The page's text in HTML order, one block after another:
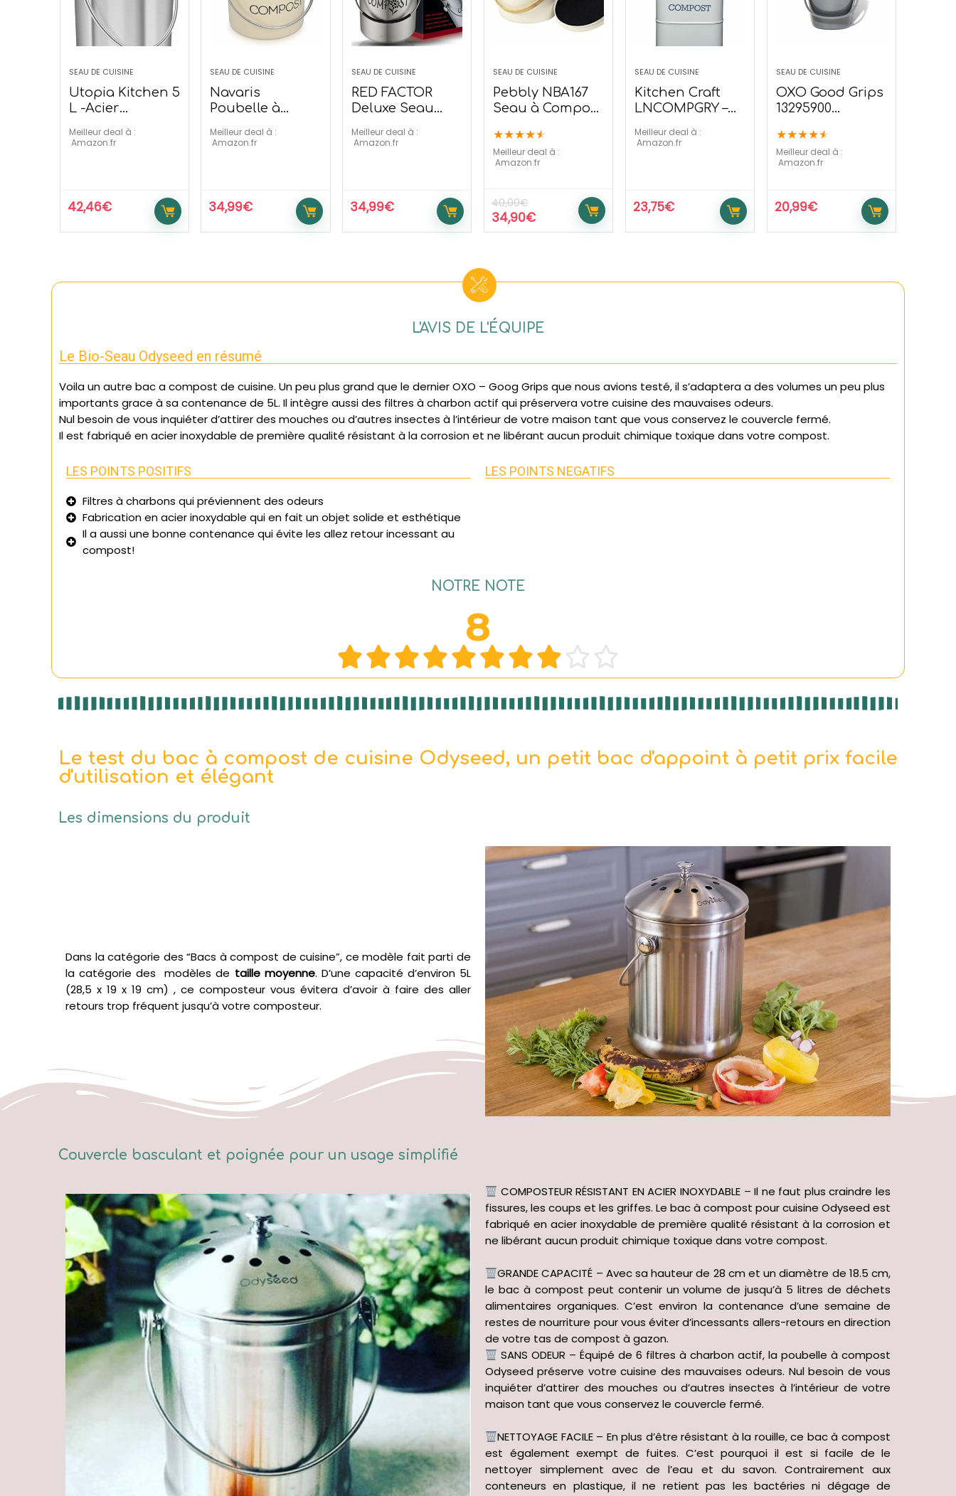
SEAU DE CUISINE
Utopia Kitchen 5
L -Acier
Meilleur deal à :
Amazon.fr
42,46€
SEAU DE CUISINE
Navaris
Poubelle à
Acier Inoxydable
Meilleur deal à :
Amazon.fr
34,99€
SEAU DE CUISINE
RED FACTOR
Deluxe Seau
(Designer Mat, 5
Meilleur deal à :
Amazon.fr
34,99€
SEAU DE CUISINE
Pebbly NBA167
Seau à Compost
★★★★★
Meilleur deal à :
Amazon.fr
40,00€
34,90€
SEAU DE CUISINE
Kitchen Craft
LNCOMPGRY –
– 3 litres
Meilleur deal à :
Amazon.fr
23,75€
SEAU DE CUISINE
OXO Good Grips
13295900
Compost, Gris,
2,83 L
★★★★★
Meilleur deal à :
Amazon.fr
20,99€
L'AVIS DE L'ÉQUIPE
Le Bio-Seau Odyseed en résumé
Voila un autre bac a compost de cuisine. Un peu plus grand que le dernier OXO – Goog Grips que nous avions testé, il s’adaptera a des volumes un peu plus
importants grace à sa contenance de 5L. Il intègre aussi des filtres à charbon actif qui préservera votre cuisine des mauvaises odeurs.
Nul besoin de vous inquiéter d’attirer des mouches ou d’autres insectes à l’intérieur de votre maison tant que vous conservez le couvercle fermé.
Il est fabriqué en acier inoxydable de première qualité résistant à la corrosion et ne libérant aucun produit chimique toxique dans votre compost.
LES POINTS POSITIFS
Filtres à charbons qui préviennent des odeurs
Fabrication en acier inoxydable qui en fait un objet solide et esthétique
Il a aussi une bonne contenance qui évite les allez retour incessant au
compost!
LES POINTS NEGATIFS
NOTRE NOTE
8
 
Le test du bac à compost de cuisine Odyseed, un petit bac d'appoint à petit prix facile
d'utilisation et élégant
Les dimensions du produit
Dans la catégorie des “Bacs à compost de cuisine”, ce modèle fait parti de
la catégorie des modèles de taille moyenne. D’une capacité d’environ 5L
(28,5 x 19 x 19 cm) , ce composteur vous évitera d’avoir à faire des aller
retours trop fréquent jusqu’à votre composteur.
Couvercle basculant et poignée pour un usage simplifié
COMPOSTEUR RÉSISTANT EN ACIER INOXYDABLE – Il ne faut plus craindre les
fissures, les coups et les griffes. Le bac à compost pour cuisine Odyseed est
fabriqué en acier inoxydable de première qualité résistant à la corrosion et
ne libérant aucun produit chimique toxique dans votre compost.
GRANDE CAPACITÉ – Avec sa hauteur de 28 cm et un diamètre de 18.5 cm,
le bac à compost peut contenir un volume de jusqu’à 5 litres de déchets
alimentaires organiques. C’est environ la contenance d’une semaine de
restes de nourriture pour vous éviter d’incessants allers-retours en direction
de votre tas de compost à gazon.
SANS ODEUR – Équipé de 6 filtres à charbon actif, la poubelle à compost
Odyseed préserve votre cuisine des mauvaises odeurs. Nul besoin de vous
inquiéter d’attirer des mouches ou d’autres insectes à l’intérieur de votre
maison tant que vous conservez le couvercle fermé.
NETTOYAGE FACILE – En plus d’être résistant à la rouille, ce bac à compost
est également exempt de fuites. C’est pourquoi il est si facile de le
nettoyer simplement avec de l’eau et du savon. Contrairement aux
conteneurs en plastique, il ne retient pas les bactéries ni dégage de